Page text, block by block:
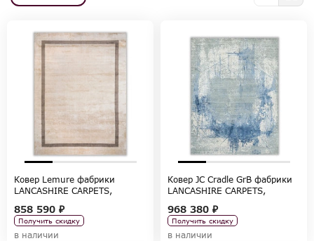
Ковер Lemure фабрики
LANCASHIRE CARPETS,
858 590 ₽
Получить скидку
в наличии
Ковер JС Cradle GrB фабрики
LANCASHIRE CARPETS,
968 380 ₽
Получить скидку
в наличии